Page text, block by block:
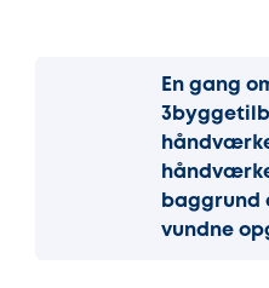
En gang
baggrund
vundne